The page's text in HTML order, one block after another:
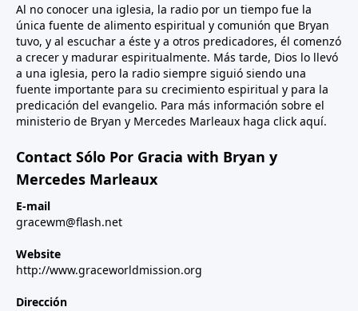
Al no conocer una iglesia, la radio por un tiempo fue la
única fuente de alimento espiritual y comunión que Bryan
tuvo, y al escuchar a éste y a otros predicadores, él comenzó
a crecer y madurar espiritualmente. Más tarde, Dios lo llevó
a una iglesia, pero la radio siempre siguió siendo una
fuente importante para su crecimiento espiritual y para la
predicación del evangelio. Para más información sobre el
ministerio de Bryan y Mercedes Marleaux haga click aquí.
Contact Sólo Por Gracia with Bryan y
Mercedes Marleaux
E-mail
gracewm@flash.net
Website
http://www.graceworldmission.org
Dirección